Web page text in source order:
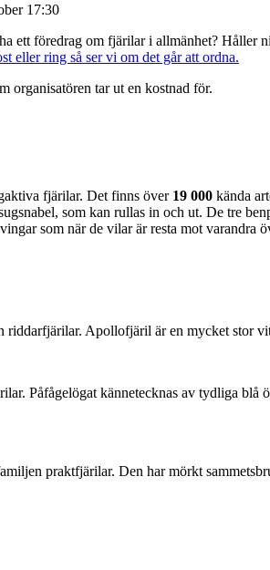
17:30
ett föredrag om fjärilar i allmänhet? Håller
eller ring så ser vi om det går att ordna.
organisatören tar ut en kostnad för.
fjärilar. Det finns över 19 000 kända
som kan rullas in och ut. De tre
som när de vilar är resta mot varandra
riddarfjärilar. Apollofjäril är en mycket stor
Påfågelögat kännetecknas av tydliga
praktfjärilar. Den har mörkt